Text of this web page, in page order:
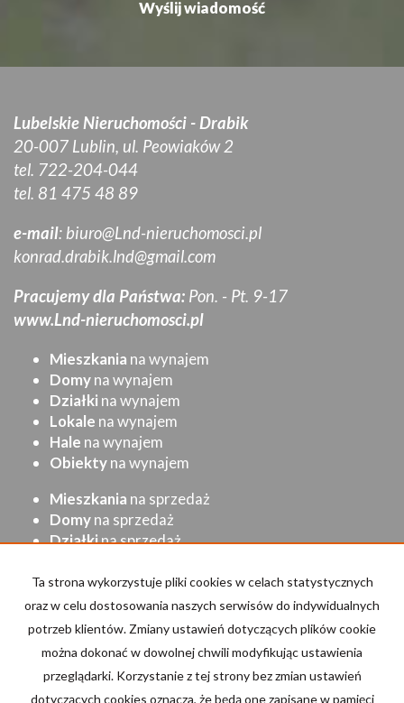
Lubelskie Nieruchomości - Drabik
20-007 Lublin, ul. Peowiaków 2
tel. 722-204-044
tel. 81 475 48 89
e-mail: biuro@Lnd-nieruchomosci.pl
konrad.drabik.lnd@gmail.com
Pracujemy dla Państwa: Pon. - Pt. 9-17
www.Lnd-nieruchomosci.pl
Mieszkania na wynajem
Domyna wynajem
Działki na wynajem
Lokale na wynajem
Hale na wynajem
Obiektyna wynajem
Mieszkania na sprzedaż
Domyna sprzedaż
Działkina sprzedaż
Halena sprzedaż
Obiektyna sprzedaż
Strona główna Kup Sprzedaj/Wynajmij Kontakt
Kalkulator kosztów
Ta strona wykorzystuje pliki cookies w celach statystycznych
oraz w celu dostosowania naszych serwisów do indywidualnych
potrzeb klientów. Zmiany ustawień dotyczących plików cookie
można dokonać w dowolnej chwili modyfikując ustawienia
przeglądarki. Korzystanie z tej strony bez zmian ustawień
dotyczących cookies oznacza, że będą one zapisane w pamięci